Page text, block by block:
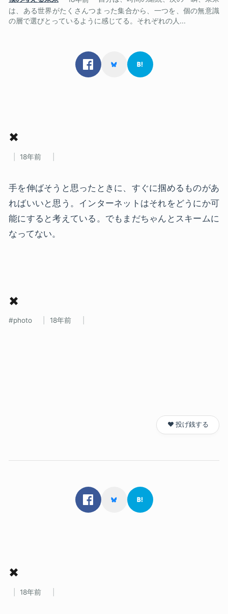
は、ある世界がたくさんつまった集合から、一つを、個の無意識
の層で選びとっているように感じてる。それぞれの人...
✖
18年前
手を伸ばそうと思ったときに、すぐに掴めるものがあ
ればいいと思う。インターネットはそれをどうにか可
能にすると考えている。でもまだちゃんとスキームに
なってない。
✖
photo 18年前
❤️ 投げ銭する
✖
18年前